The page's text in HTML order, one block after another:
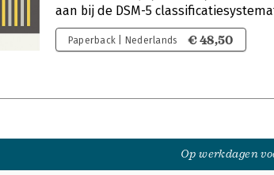
aan bij de DSM-5
Paperback | Nederlands € 48,50
Op werkdagen